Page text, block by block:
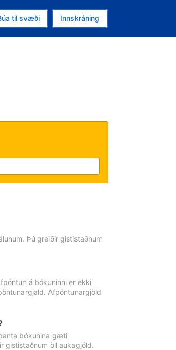
Íslensk króna
er tungumál þitt Íslensku
til svæði Innskráning
Þú greiðir gististaðnum
á bókuninni er ekki
Afpöntunargjöld
bókunina gæti
gististaðnum öll aukagjöld.